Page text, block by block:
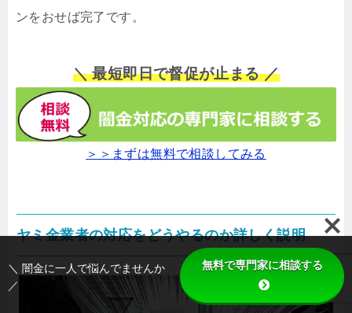
ンをおせば完了です。
＼ 最短即日で督促が止まる ／
＞＞まずは無料で相談してみる
ヤミ金業者の対応をどうやるのか詳しく説明
＼ 闇金に一人で悩んでませんか
／
無料で専門家に相談する